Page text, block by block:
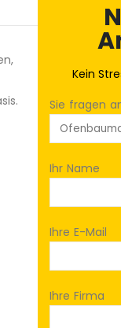
Kein
Sie fragen
Ihr Name
Ihre E-Mail
Ihre Firma